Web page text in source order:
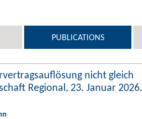
PUBLICATIONS
nicht gleich
Regional, 23. Januar 2026.